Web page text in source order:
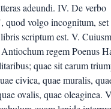
adeundi. IV. De verbo
quod volgo incognitum,
scriptum est. V.
regem Poenus
quae sit earum
civica, quae muralis,
ovalis, quae oleaginea.